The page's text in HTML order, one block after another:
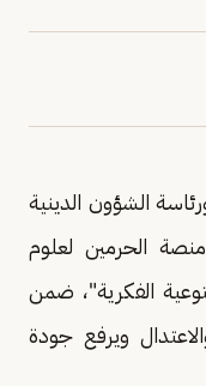
الشؤون الدينية
الحرمين لعلوم
الفكرية"، ضمن
ويرفع جودة